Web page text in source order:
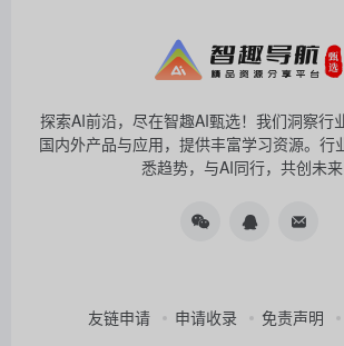
探索AI前沿，尽在智趣AI甄选！我们洞察行
国内外产品与应用，提供丰富学习资源。行
悉趋势，与AI同行，共创未来
友链申请 申请收录 免责声明